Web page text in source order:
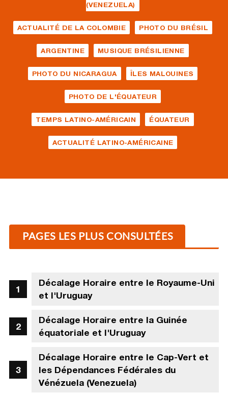
(VENEZUELA)
ACTUALITÉ DE LA COLOMBIE PHOTO DU BRÉSIL
ARGENTINE MUSIQUE BRÉSILIENNE
PHOTO DU NICARAGUA ÎLES MALOUINES
PHOTO DE L'ÉQUATEUR
TEMPS LATINO-AMÉRICAIN ÉQUATEUR
ACTUALITÉ LATINO-AMÉRICAINE
PAGES LES PLUS CONSULTÉES
Décalage Horaire entre le Royaume-Uni
et l'Uruguay
Décalage Horaire entre la Guinée
équatoriale et l'Uruguay
Décalage Horaire entre le Cap-Vert et
les Dépendances Fédérales du
Vénézuela (Venezuela)